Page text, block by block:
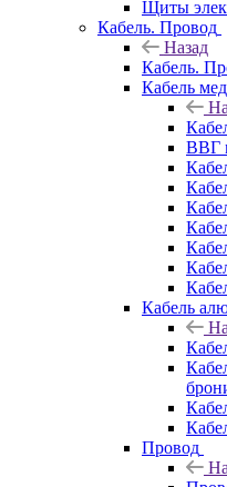
Щиты
Кабель. Провод
Назад
Кабель.
Кабель
ВВГ
Кабель
Провод